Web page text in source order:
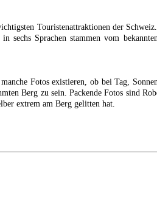
Touristenattraktionen der
Sprachen stammen vom
Fotos existieren, ob bei Tag,
Berg zu sein. Packende Fotos sind
extrem am Berg gelitten hat.